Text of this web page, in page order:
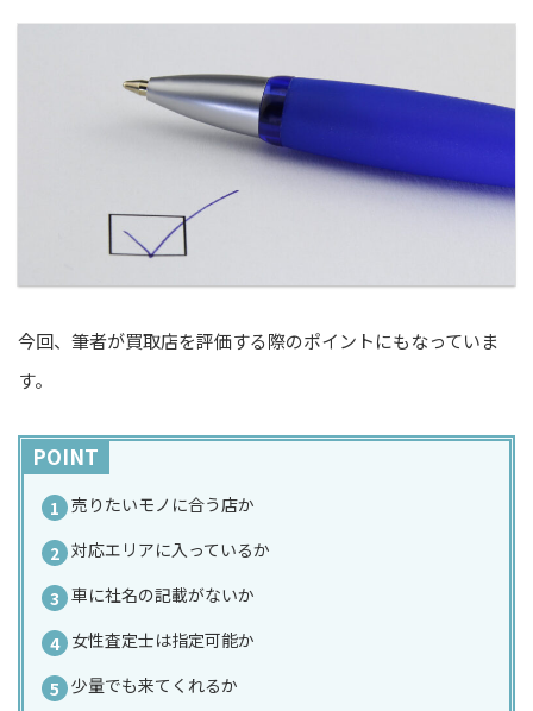
今回、筆者が買取店を評価する際のポイントにもなっていま
す。
POINT
売りたいモノに合う店か
対応エリアに入っているか
車に社名の記載がないか
女性査定士は指定可能か
少量でも来てくれるか